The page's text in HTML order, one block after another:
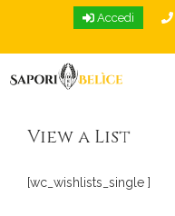
Accedi
View a List
[wc_wishlists_single ]